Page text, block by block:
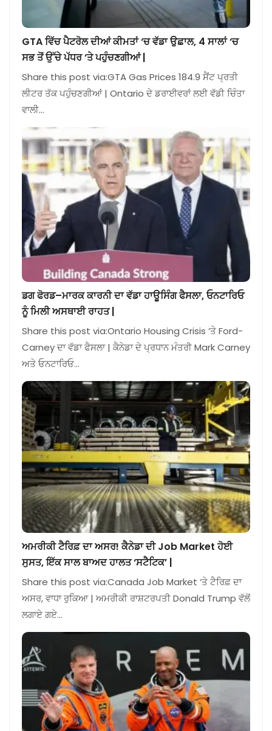
GTA ਵਿੱਚ ਪੈਟਰੋਲ ਦੀਆਂ ਕੀਮਤਾਂ ‘ਚ ਵੱਡਾ ਉਛਾਲ, 4 ਸਾਲਾਂ ‘ਚ
ਸਭ ਤੋਂ ਉੱਚੇ ਪੱਧਰ ‘ਤੇ ਪਹੁੰਚਣਗੀਆਂ |
Share this post via:GTA Gas Prices 184.9 ਸੈਂਟ ਪ੍ਰਤੀ
ਲੀਟਰ ਤੱਕ ਪਹੁੰਚਣਗੀਆਂ | Ontario ਦੇ ਡਰਾਈਵਰਾਂ ਲਈ ਵੱਡੀ ਚਿੰਤਾ
ਵਾਲੀ…
ਡਗ ਫੋਰਡ–ਮਾਰਕ ਕਾਰਨੀ ਦਾ ਵੱਡਾ ਹਾਊਸਿੰਗ ਫੈਸਲਾ, ਓਨਟਾਰਿਓ
ਨੂੰ ਮਿਲੀ ਅਸਥਾਈ ਰਾਹਤ |
Share this post via:Ontario Housing Crisis ‘ਤੇ Ford-
Carney ਦਾ ਵੱਡਾ ਫੈਸਲਾ | ਕੈਨੇਡਾ ਦੇ ਪ੍ਰਧਾਨ ਮੰਤਰੀ Mark Carney
ਅਤੇ ਓਨਟਾਰਿਓ…
ਅਮਰੀਕੀ ਟੈਰਿਫ਼ ਦਾ ਅਸਰ! ਕੈਨੇਡਾ ਦੀ Job Market ਹੋਈ
ਸੁਸਤ, ਇੱਕ ਸਾਲ ਬਾਅਦ ਹਾਲਤ ‘ਸਟੈਟਿਕ’ |
Share this post via:Canada Job Market ‘ਤੇ ਟੈਰਿਫ਼ ਦਾ
ਅਸਰ, ਵਾਧਾ ਰੁਕਿਆ | ਅਮਰੀਕੀ ਰਾਸ਼ਟਰਪਤੀ Donald Trump ਵੱਲੋਂ
ਲਗਾਏ ਗਏ…